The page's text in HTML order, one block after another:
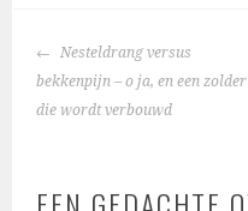
Nesteldrang versus
bekkenpijn – o ja, en een zolder
die wordt verbouwd